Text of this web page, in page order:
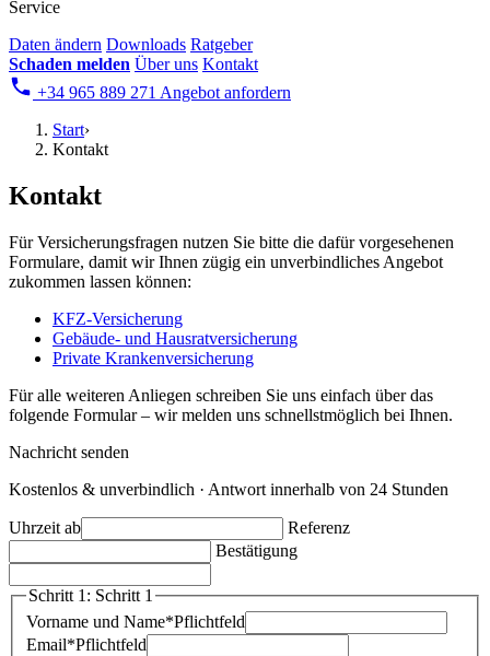
Service
Daten ändern Downloads Ratgeber
Schaden melden Über uns Kontakt
+34 965 889 271 Angebot anfordern
Start›
Kontakt
Kontakt
Für Versicherungsfragen nutzen Sie bitte die dafür vorgesehenen
Formulare, damit wir Ihnen zügig ein unverbindliches Angebot
zukommen lassen können:
KFZ-Versicherung
Gebäude- und Hausratversicherung
Private Krankenversicherung
Für alle weiteren Anliegen schreiben Sie uns einfach über das
folgende Formular – wir melden uns schnellstmöglich bei Ihnen.
Nachricht senden
Kostenlos & unverbindlich · Antwort innerhalb von 24 Stunden
Uhrzeit ab
Referenz
Bestätigung
Schritt 1: Schritt 1
Vorname und Name*Pflichtfeld
Email*Pflichtfeld